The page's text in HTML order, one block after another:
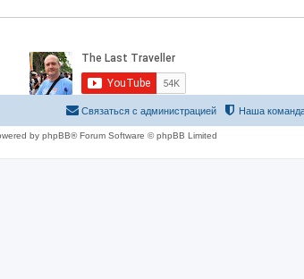
Наша
Связаться с администрацией
by phpBB® Forum Software © phpBB Limited